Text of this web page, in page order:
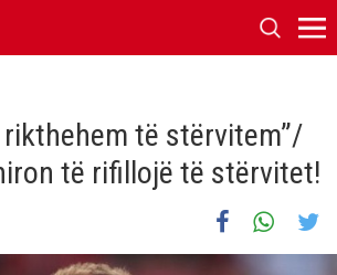
të stërvitem”/
të rifillojë të stërvitet!